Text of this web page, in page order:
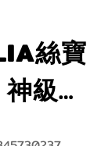
方位的產品。
易明瞭，之前
絲寶
級有
給它